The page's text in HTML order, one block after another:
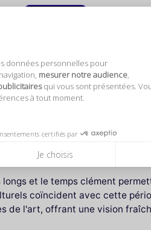
données personnelles pour
mesurer notre audience,
qui vous sont présentées.
à tout moment.
certifiés par
Je choisis
créant l'ambiance
à l'art classique,
avec des expositions
et le temps clément
coïncident avec cette
de l'art, offrant une vision